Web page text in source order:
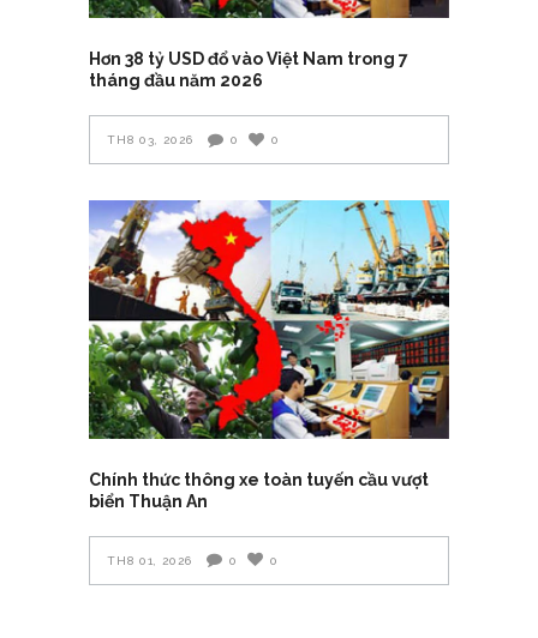
Hơn 38 tỷ USD đổ vào Việt Nam trong 7
tháng đầu năm 2026
TH8 03, 2026 0 0
Chính thức thông xe toàn tuyến cầu vượt
biển Thuận An
TH8 01, 2026 0 0